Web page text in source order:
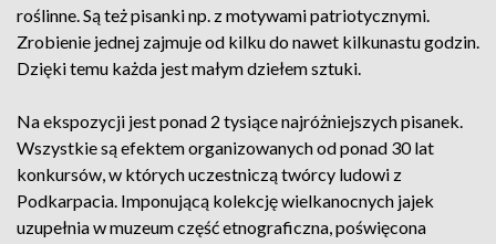
roślinne. Są też pisanki np. z motywami patriotycznymi.
Zrobienie jednej zajmuje od kilku do nawet kilkunastu godzin.
Dzięki temu każda jest małym dziełem sztuki.
Na ekspozycji jest ponad 2 tysiące najróżniejszych pisanek.
Wszystkie są efektem organizowanych od ponad 30 lat
konkursów, w których uczestniczą twórcy ludowi z
Podkarpacia. Imponującą kolekcję wielkanocnych jajek
uzupełnia w muzeum część etnograficzna, poświęcona